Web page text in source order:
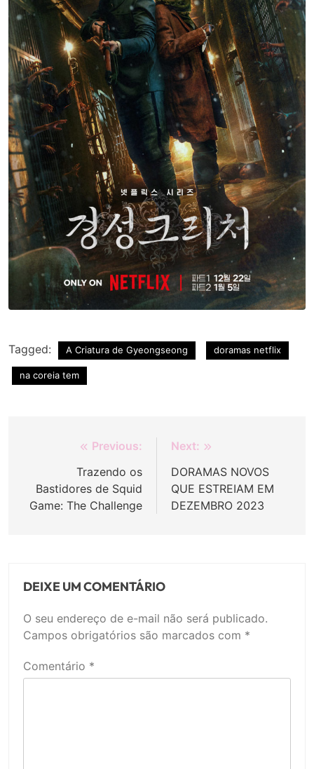
Tagged: A Criatura de Gyeongseong doramas netflix
na coreia tem
Navegação
Post
Previous:
Trazendo os
Bastidores de Squid
Game: The Challenge
Next:
DORAMAS NOVOS
QUE ESTREIAM EM
DEZEMBRO 2023
DEIXE UM COMENTÁRIO
O seu endereço de e-mail não será publicado.
Campos obrigatórios são marcados com *
Comentário *